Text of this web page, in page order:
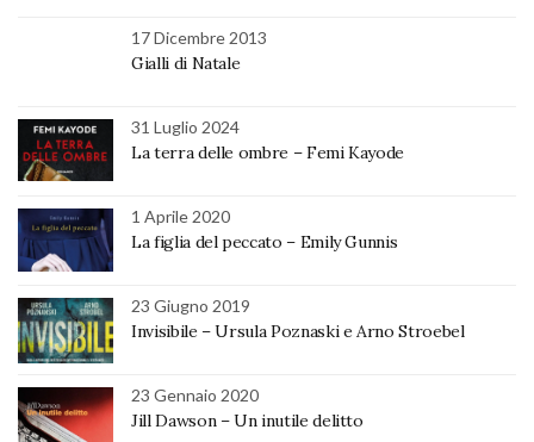
17 Dicembre 2013
Gialli di Natale
31 Luglio 2024
La terra delle ombre – Femi Kayode
1 Aprile 2020
La figlia del peccato – Emily Gunnis
23 Giugno 2019
Invisibile – Ursula Poznaski e Arno Stroebel
23 Gennaio 2020
Jill Dawson – Un inutile delitto